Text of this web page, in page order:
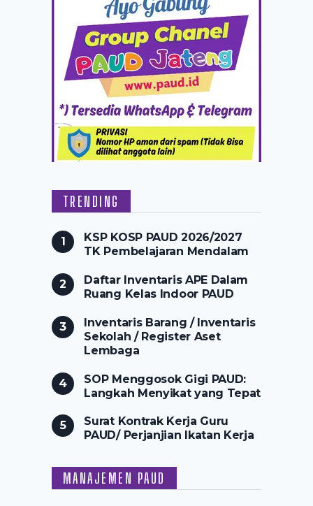
TRENDING
KSP KOSP PAUD 2026/2027
TK Pembelajaran Mendalam
Daftar Inventaris APE Dalam
Ruang Kelas Indoor PAUD
Inventaris Barang / Inventaris
Sekolah / Register Aset
Lembaga
SOP Menggosok Gigi PAUD:
Langkah Menyikat yang Tepat
Surat Kontrak Kerja Guru
PAUD/ Perjanjian Ikatan Kerja
MANAJEMEN PAUD